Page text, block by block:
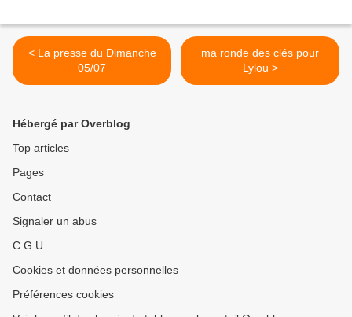
< La presse du Dimanche
05/07
ma ronde des clés pour
Lylou >
Hébergé par Overblog
Top articles
Pages
Contact
Signaler un abus
C.G.U.
Cookies et données personnelles
Préférences cookies